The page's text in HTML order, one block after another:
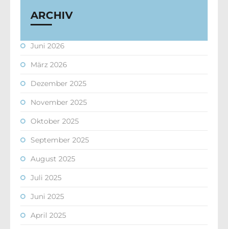
ARCHIV
Juni 2026
März 2026
Dezember 2025
November 2025
Oktober 2025
September 2025
August 2025
Juli 2025
Juni 2025
April 2025